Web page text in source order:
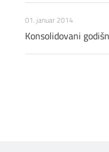
01. januar 2014
Konsolidovani